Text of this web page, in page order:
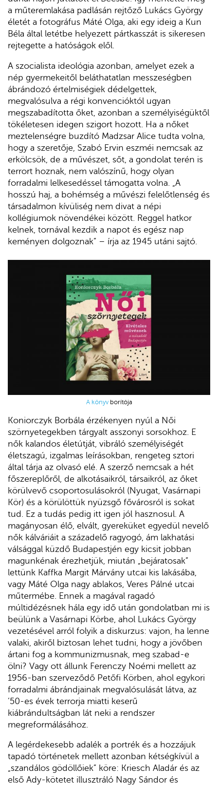
a műteremlakása padlásán rejtőző Lukács György
életét a fotográfus Máté Olga, aki egy ideig a Kun
Béla által letétbe helyezett pártkasszát is sikeresen
rejtegette a hatóságok elől.
A szocialista ideológia azonban, amelyet ezek a
nép gyermekeitől beláthatatlan messzeségben
ábrándozó értelmiségiek dédelgettek,
megvalósulva a régi konvencióktól ugyan
megszabadította őket, azonban a személyiségüktől
tökéletesen idegen szigort hozott. Ha a nőket
meztelenségre buzdító Madzsar Alice tudta volna,
hogy a szeretője, Szabó Ervin eszméi nemcsak az
erkölcsök, de a művészet, sőt, a gondolat terén is
terrort hoznak, nem valószínű, hogy olyan
forradalmi lelkesedéssel támogatta volna. „A
hosszú haj, a bohémség a művészi felelőtlenség és
társadalmon kívüliség nem divat a népi
kollégiumok növendékei között. Reggel hatkor
kelnek, tornával kezdik a napot és egész nap
keményen dolgoznak” – írja az 1945 utáni sajtó.
A könyvborítója
Koniorczyk Borbála érzékenyen nyúl a Női
szörnyetegekben tárgyalt asszonyi sorsokhoz. E
nők kalandos életútját, vibráló személyiségét
életszagú, izgalmas leírásokban, rengeteg sztori
által tárja az olvasó elé. A szerző nemcsak a hét
főszereplőről, de alkotásaikról, társaikról, az őket
körülvevő csoportosulásokról (Nyugat, Vasárnapi
Kör) és a körülöttük nyüzsgő fővárosról is sokat
tud. Ez a tudás pedig itt igen jól hasznosul. A
magányosan élő, elvált, gyereküket egyedül nevelő
nők kálváriáit a századelő ragyogó, ám lakhatási
válsággal küzdő Budapestjén egy kicsit jobban
magunkénak érezhetjük, miután „bejáratosak”
lettünk Kaffka Margit Márvány utcai kis lakásába,
vagy Máté Olga nagy ablakos, Veres Pálné utcai
műtermébe. Ennek a magával ragadó
múltidézésnek hála egy idő után gondolatban mi is
beülünk a Vasárnapi Körbe, ahol Lukács György
vezetésével arról folyik a diskurzus: vajon, ha lenne
valaki, akiről biztosan lehet tudni, hogy a jövőben
ártani fog a kommunizmusnak, meg szabad-e
ölni? Vagy ott állunk Ferenczy Noémi mellett az
1956-ban szerveződő Petőfi Körben, ahol egykori
forradalmi ábrándjainak megvalósulását látva, az
’50-es évek terrorja miatti keserű
kiábrándultságban lát neki a rendszer
megreformálásához.
A legérdekesebb adalék a portrék és a hozzájuk
tapadó történetek mellett azonban kétségkívül a
„szandálos gödöllőiek” köre: Kriesch Aladár és az
első Ady-kötetet illusztráló Nagy Sándor és